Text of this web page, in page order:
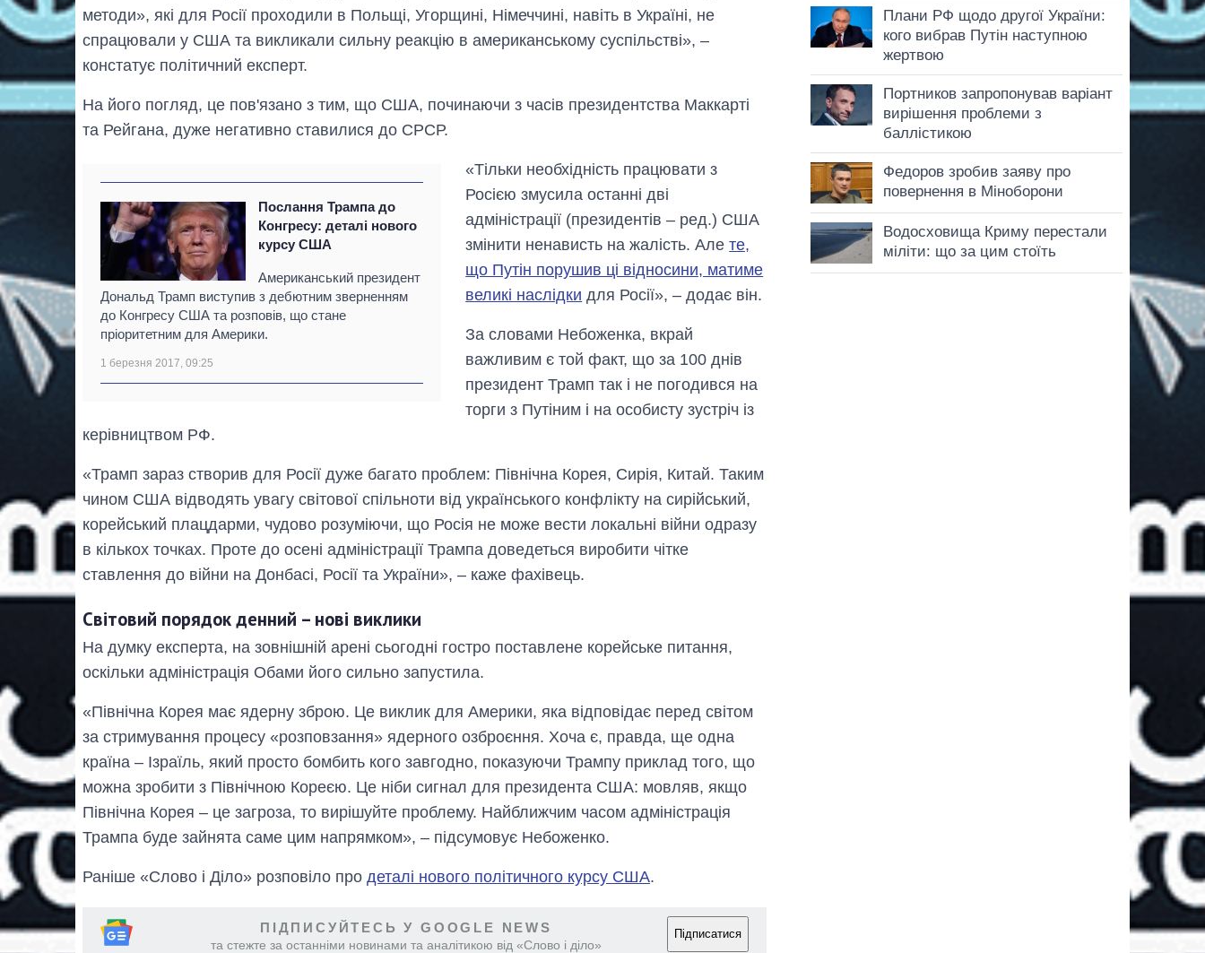
методи», які для Росії проходили в Польщі, Угорщині, Німеччині, навіть в Україні, не
спрацювали у США та викликали сильну реакцію в американському суспільстві», –
констатує політичний експерт.
На його погляд, це пов'язано з тим, що США, починаючи з часів президентства Маккарті
та Рейгана, дуже негативно ставилися до СРСР.
Послання Трампа до
Конгресу: деталі нового
курсу США
Американський президент
Дональд Трамп виступив з дебютним зверненням
до Конгресу США та розповів, що стане
пріоритетним для Америки.
1 березня 2017, 09:25
«Тільки необхідність працювати з
Росією змусила останні дві
адміністрації (президентів – ред.) США
змінити ненависть на жалість. Алете,
що Путін порушив ці відносини, матиме
великі наслідки для Росії», – додає він.
За словами Небоженка, вкрай
важливим є той факт, що за 100 днів
президент Трамп так і не погодився на
торги з Путіним і на особисту зустріч із
керівництвом РФ.
«Трамп зараз створив для Росії дуже багато проблем: Північна Корея, Сирія, Китай. Таким
чином США відводять увагу світової спільноти від українського конфлікту на сирійський,
корейський плацдарми, чудово розуміючи, що Росія не може вести локальні війни одразу
в кількох точках. Проте до осені адміністрації Трампа доведеться виробити чітке
ставлення до війни на Донбасі, Росії та України», – каже фахівець.
Світовий порядок денний – нові виклики
На думку експерта, на зовнішній арені сьогодні гостро поставлене корейське питання,
оскільки адміністрація Обами його сильно запустила.
«Північна Корея має ядерну зброю. Це виклик для Америки, яка відповідає перед світом
за стримування процесу «розповзання» ядерного озброєння. Хоча є, правда, ще одна
країна – Ізраїль, який просто бомбить кого завгодно, показуючи Трампу приклад того, що
можна зробити з Північною Кореєю. Це ніби сигнал для президента США: мовляв, якщо
Північна Корея – це загроза, то вирішуйте проблему. Найближчим часом адміністрація
Трампа буде зайнята саме цим напрямком», – підсумовує Небоженко.
Раніше «Слово і Діло» розповіло про деталі нового політичного курсу США.
ПІДПИСУЙТЕСЬ У GOOGLE NEWS
та стежте за останніми новинами та аналітикою від «Слово і діло»
Підписатися